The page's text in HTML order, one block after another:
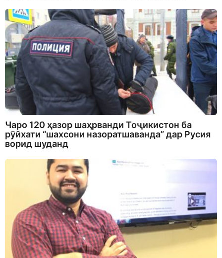
Чаро 120 ҳазор шаҳрванди Тоҷикистон ба
рӯйхати “шахсони назоратшаванда” дар Русия
ворид шуданд